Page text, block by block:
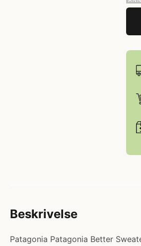
Beskrivelse
Patagonia Patagonia Better